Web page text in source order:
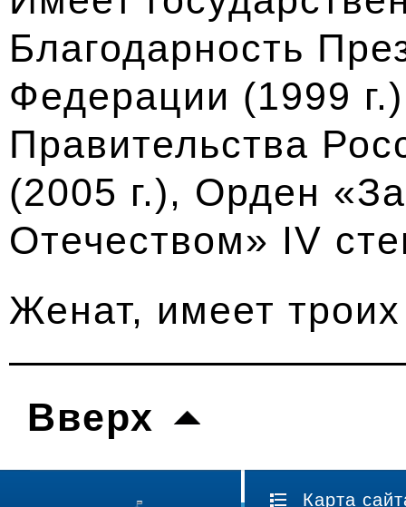
Благодарность
Федерации (1999
Правительства
(2005 г.), Орден
Отечеством» IV
Женат, имеет
Вверх
Карта